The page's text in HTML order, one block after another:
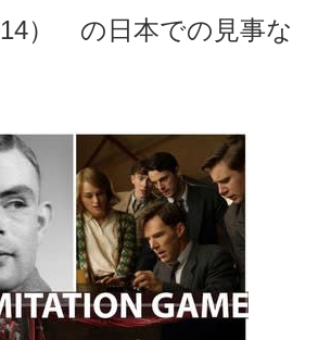
） の日本での見事な